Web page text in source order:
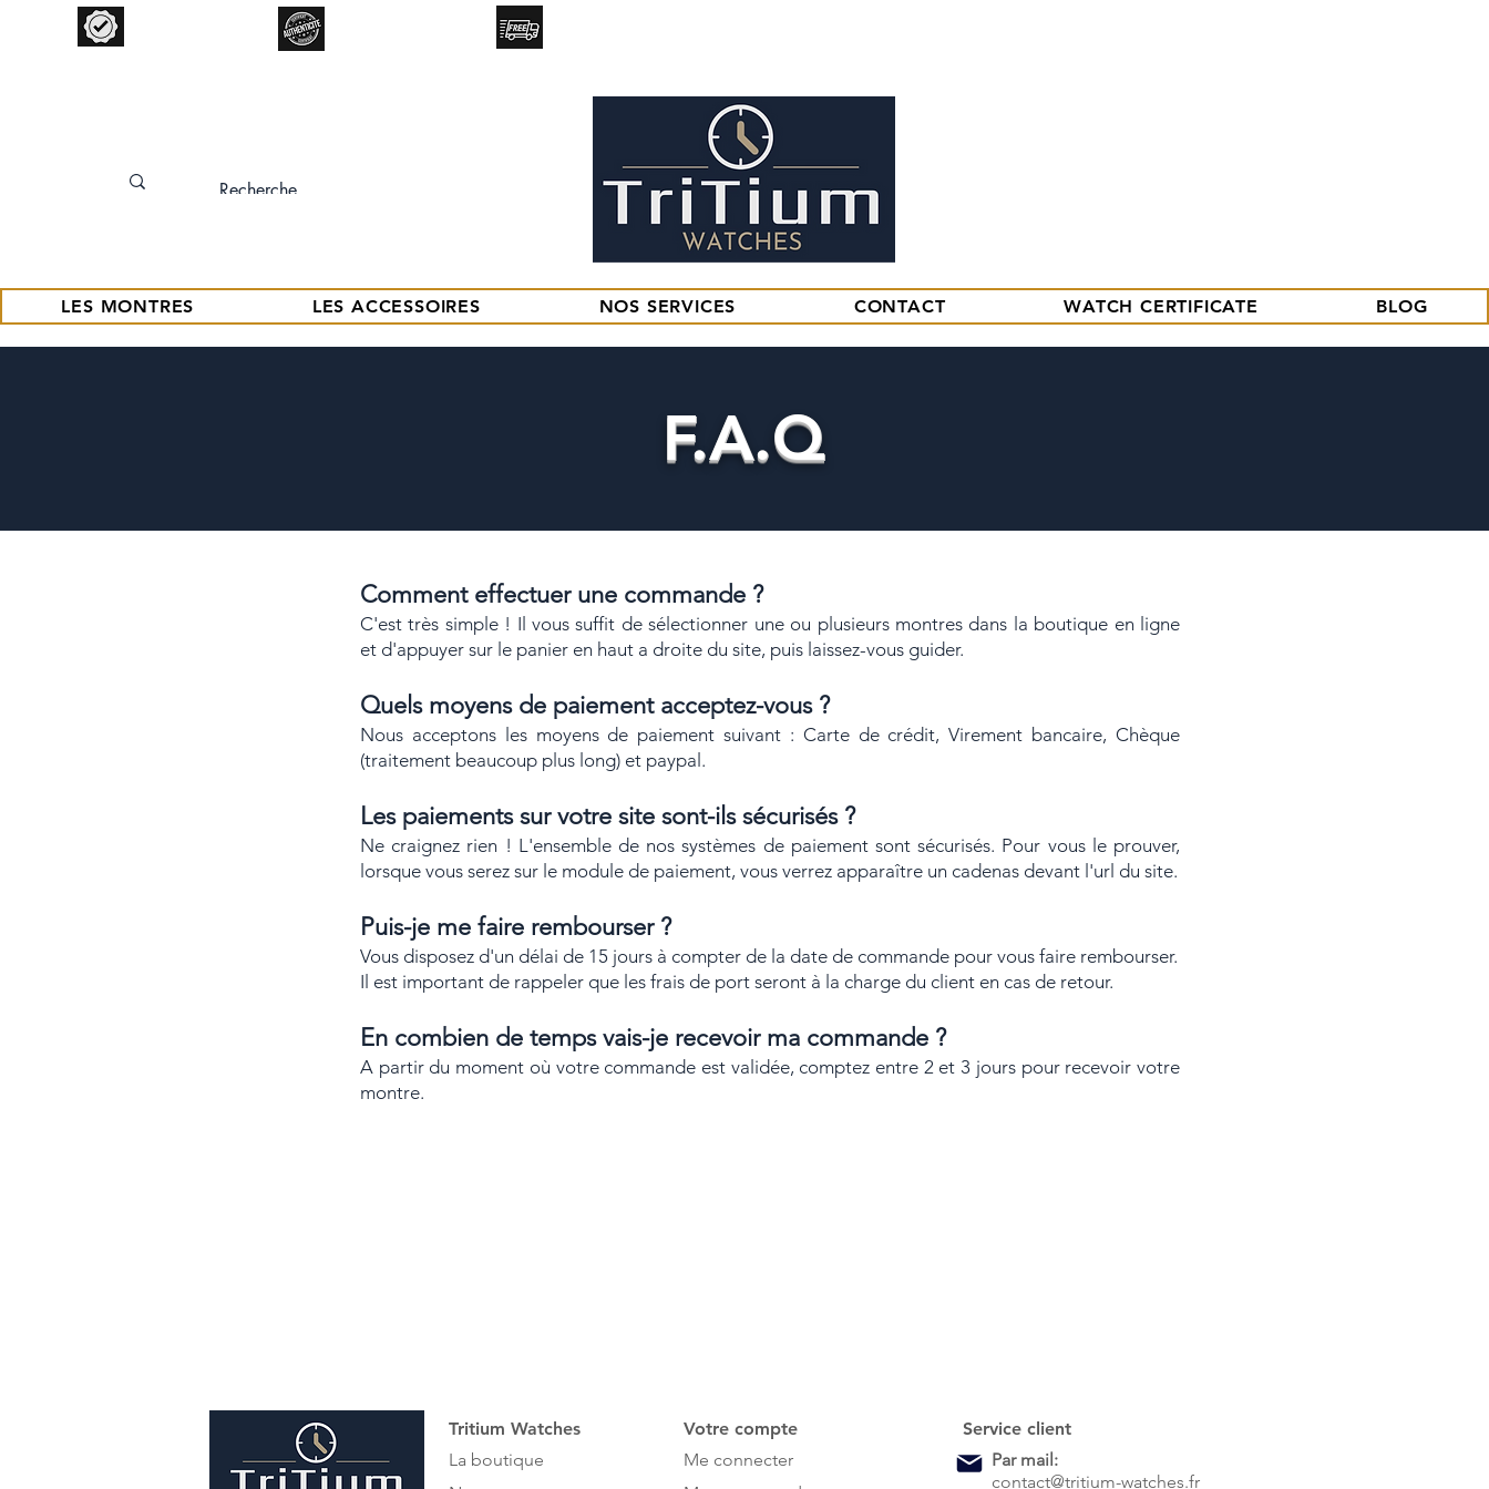
LES MONTRES LES ACCESSOIRES NOS SERVICES CONTACT WATCH CERTIFICATE BLOG
F.A.Q
​Comment effectuer une commande ?
C'est très simple ! Il vous suffit de sélectionner une ou plusieurs montres dans la boutique en ligne
et d'appuyer sur le panier en haut a droite du site, puis laissez-vous guider.
Quels moyens de paiement acceptez-vous ?
Nous acceptons les moyens de paiement suivant : Carte de crédit, Virement bancaire, Chèque
(traitement beaucoup plus long) et paypal.
​Les paiements sur votre site sont-ils sécurisés ?
Ne craignez rien ! L'ensemble de nos systèmes de paiement sont sécurisés. Pour vous le prouver,
lorsque vous serez sur le module de paiement, vous verrez apparaître un cadenas devant l'url du site.
Puis-je me faire rembourser ?
Vous disposez d'un délai de 15 jours à compter de la date de commande pour vous faire rembourser.
Il est important de rappeler que les frais de port seront à la charge du client en cas de retour.
​En combien de temps vais-je recevoir ma commande ?
A partir du moment où votre commande est validée, comptez entre 2 et 3 jours pour recevoir votre
montre.
Votre compte
Tritium Watches
La boutique
Me connecter
Service client
Par mail:
contact@tritium-watches.fr